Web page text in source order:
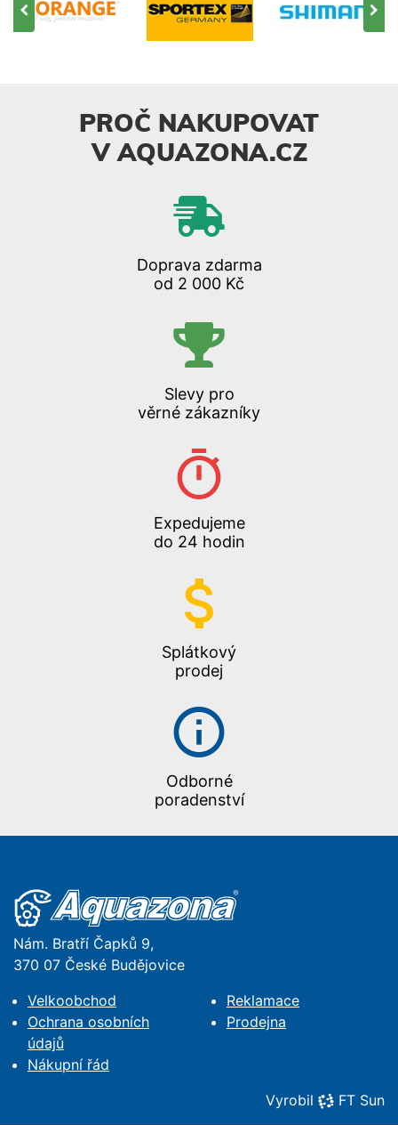
PROČ NAKUPOVAT
V AQUAZONA.CZ
Doprava zdarma
od 2 000 Kč
Slevy pro
věrné zákazníky
Expedujeme
do 24 hodin
Splátkový
prodej
Odborné
poradenství
Nám. Bratří Čapků 9,
370 07 České Budějovice
Velkoobchod
Ochrana osobních
údajů
Nákupní řád
Reklamace
Prodejna
Vyrobil FT Sun